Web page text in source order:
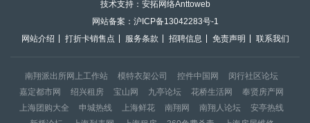
技术支持：安拓网络Anttoweb
网站备案： 沪ICP备13042283号-1
网站介绍
打折卡销售点 服务条款 招聘信息 免责声明 联系我们
南翔派出所网上工作站 模特衣架公司 控件中国网
闵行社区论坛
嘉定都市网
绍兴租房 宝山网 九亭论坛 花桥生活网
奉贤房产网
上海团购大全
申城热线 上海鲜花 南翔网 南翔人论坛
安亭热线